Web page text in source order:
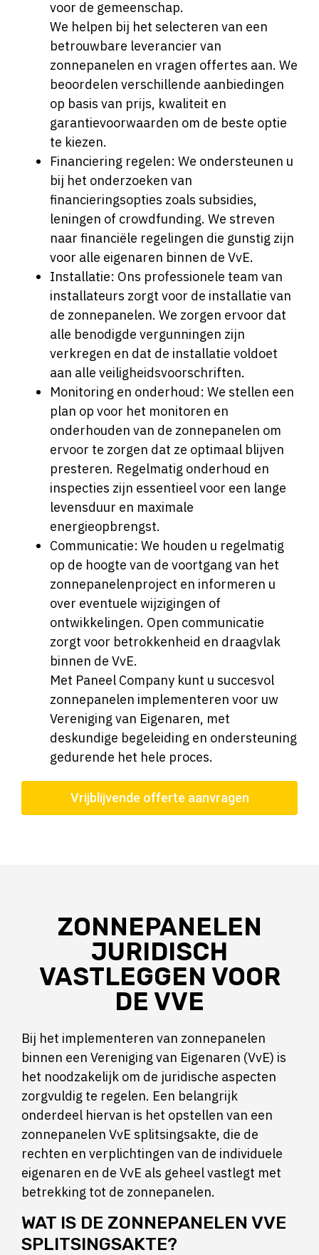
voor de gemeenschap.
We helpen bij het selecteren van een
betrouwbare leverancier van
zonnepanelen en vragen offertes aan. We
beoordelen verschillende aanbiedingen
op basis van prijs, kwaliteit en
garantievoorwaarden om de beste optie
te kiezen.
Financiering regelen: We ondersteunen u
bij het onderzoeken van
financieringsopties zoals subsidies,
leningen of crowdfunding. We streven
naar financiële regelingen die gunstig zijn
voor alle eigenaren binnen de VvE.
Installatie: Ons professionele team van
installateurs zorgt voor de installatie van
de zonnepanelen. We zorgen ervoor dat
alle benodigde vergunningen zijn
verkregen en dat de installatie voldoet
aan alle veiligheidsvoorschriften.
Monitoring en onderhoud: We stellen een
plan op voor het monitoren en
onderhouden van de zonnepanelen om
ervoor te zorgen dat ze optimaal blijven
presteren. Regelmatig onderhoud en
inspecties zijn essentieel voor een lange
levensduur en maximale
energieopbrengst.
Communicatie: We houden u regelmatig
op de hoogte van de voortgang van het
zonnepanelenproject en informeren u
over eventuele wijzigingen of
ontwikkelingen. Open communicatie
zorgt voor betrokkenheid en draagvlak
binnen de VvE.
Met Paneel Company kunt u succesvol
zonnepanelen implementeren voor uw
Vereniging van Eigenaren, met
deskundige begeleiding en ondersteuning
gedurende het hele proces.
Vrijblijvende offerte aanvragen
ZONNEPANELEN
JURIDISCH
VASTLEGGEN VOOR
DE VVE
Bij het implementeren van zonnepanelen
binnen een Vereniging van Eigenaren (VvE) is
het noodzakelijk om de juridische aspecten
zorgvuldig te regelen. Een belangrijk
onderdeel hiervan is het opstellen van een
zonnepanelen VvE splitsingsakte, die de
rechten en verplichtingen van de individuele
eigenaren en de VvE als geheel vastlegt met
betrekking tot de zonnepanelen.
WAT IS DE ZONNEPANELEN VVE
SPLITSINGSAKTE?